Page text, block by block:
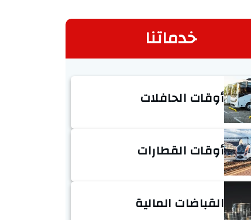
خدماتنا
أوقات الحافلات
أوقات القطارات
القباضات المالية